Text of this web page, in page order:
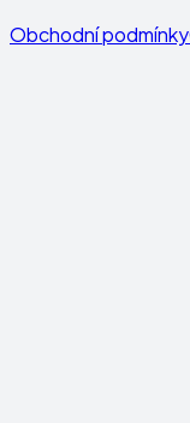
Obchodní podmínky